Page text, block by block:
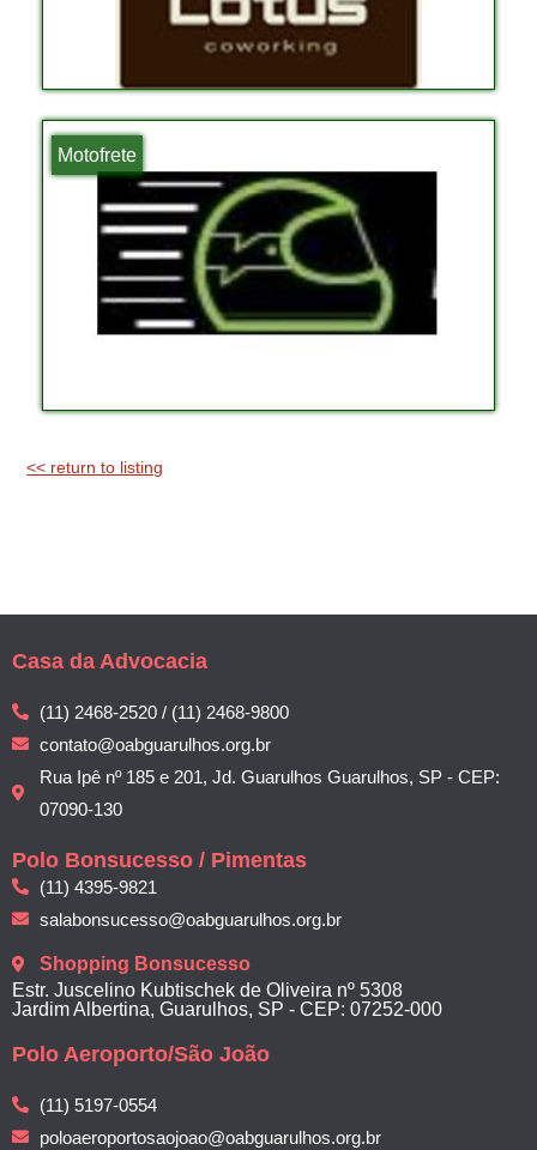
Motofrete
<< return to listing
Casa da Advocacia
(11) 2468-2520 / (11) 2468-9800
contato@oabguarulhos.org.br
Rua Ipê nº 185 e 201, Jd. Guarulhos Guarulhos, SP - CEP:
07090-130
Polo Bonsucesso / Pimentas
(11) 4395-9821
salabonsucesso@oabguarulhos.org.br
Shopping Bonsucesso
Estr. Juscelino Kubtischek de Oliveira nº 5308
Jardim Albertina, Guarulhos, SP - CEP: 07252-000
Polo Aeroporto/São João
(11) 5197-0554
poloaeroportosaojoao@oabguarulhos.org.br